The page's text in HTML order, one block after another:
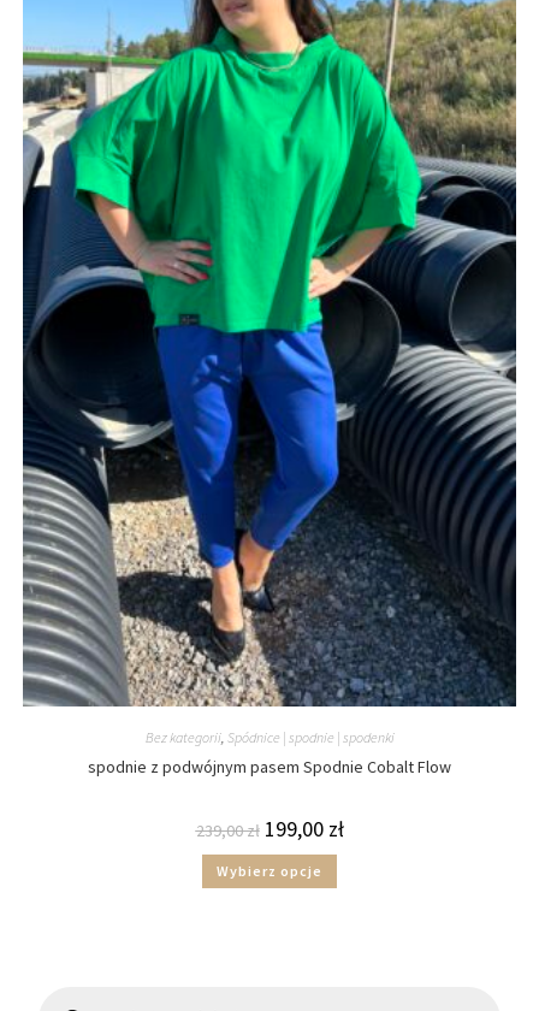
Bez kategorii, Spódnice | spodnie | spodenki
spodnie z podwójnym pasem Spodnie Cobalt Flow
239,00zł 199,00 zł
Wybierz opcje